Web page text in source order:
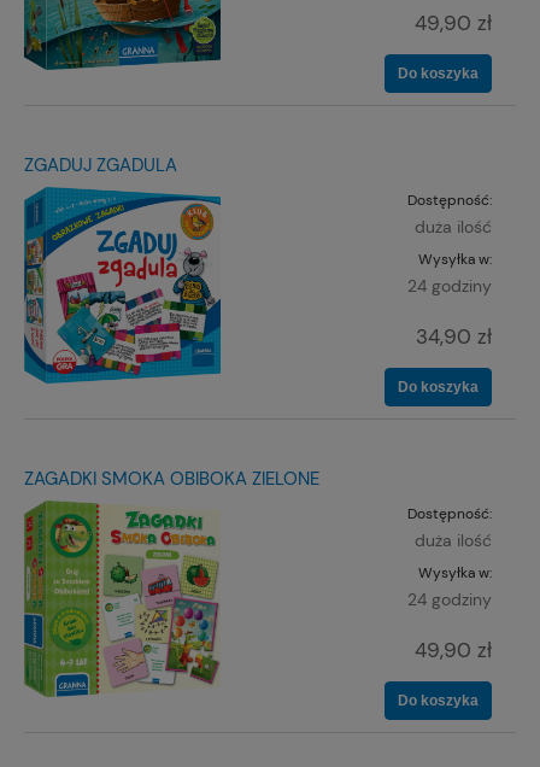
49,90 zł
Do koszyka
ZGADUJ ZGADULA
Dostępność:
duża ilość
Wysyłka w:
24 godziny
34,90 zł
Do koszyka
ZAGADKI SMOKA OBIBOKA ZIELONE
Dostępność:
duża ilość
Wysyłka w:
24 godziny
49,90 zł
Do koszyka